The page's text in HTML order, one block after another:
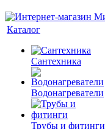
Каталог
Сантехника
Водонагреватели
Трубы и фитинги